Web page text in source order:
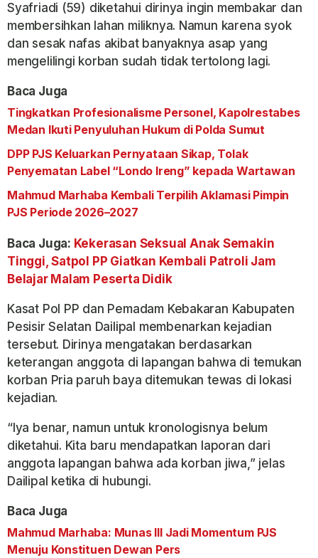
Syafriadi (59) diketahui dirinya ingin membakar dan
membersihkan lahan miliknya. Namun karena syok
dan sesak nafas akibat banyaknya asap yang
mengelilingi korban sudah tidak tertolong lagi.
Baca Juga
Tingkatkan Profesionalisme Personel, Kapolrestabes
Medan Ikuti Penyuluhan Hukum di Polda Sumut
DPP PJS Keluarkan Pernyataan Sikap, Tolak
Penyematan Label “Londo Ireng” kepada Wartawan
Mahmud Marhaba Kembali Terpilih Aklamasi Pimpin
PJS Periode 2026–2027
Baca Juga: Kekerasan Seksual Anak Semakin
Tinggi, Satpol PP Giatkan Kembali Patroli Jam
Belajar Malam Peserta Didik
Kasat Pol PP dan Pemadam Kebakaran Kabupaten
Pesisir Selatan Dailipal membenarkan kejadian
tersebut. Dirinya mengatakan berdasarkan
keterangan anggota di lapangan bahwa di temukan
korban Pria paruh baya ditemukan tewas di lokasi
kejadian.
“Iya benar, namun untuk kronologisnya belum
diketahui. Kita baru mendapatkan laporan dari
anggota lapangan bahwa ada korban jiwa,” jelas
Dailipal ketika di hubungi.
Baca Juga
Mahmud Marhaba: Munas III Jadi Momentum PJS
Menuju Konstituen Dewan Pers